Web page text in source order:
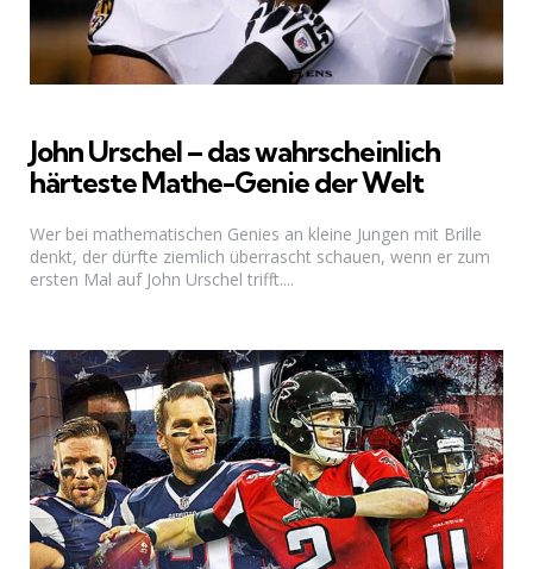
John Urschel – das wahrscheinlich
härteste Mathe-Genie der Welt
Wer bei mathematischen Genies an kleine Jungen mit Brille
denkt, der dürfte ziemlich überrascht schauen, wenn er zum
ersten Mal auf John Urschel trifft....